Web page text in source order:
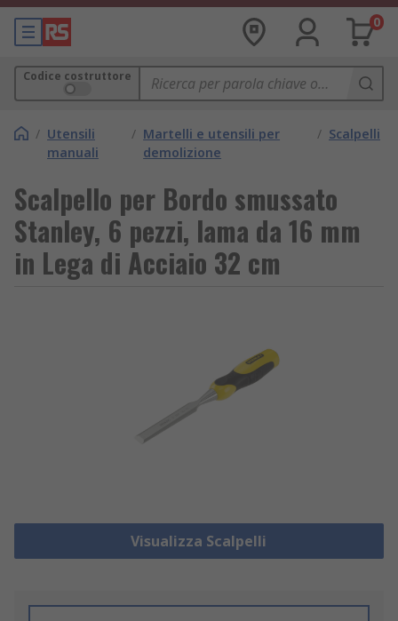
0
Codice costruttore
/ Utensili
manuali
/ Martelli e utensili per
demolizione
/ Scalpelli
Scalpello per Bordo smussato
Stanley, 6 pezzi, lama da 16 mm
in Lega di Acciaio 32 cm
Visualizza Scalpelli